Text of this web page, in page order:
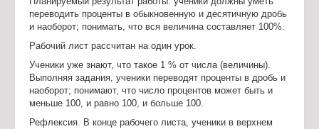
переводить проценты в обыкновенную и десятичную дробь
и наоборот; понимать, что вся величина составляет 100%.
Рабочий лист рассчитан на один урок.
Ученики уже знают, что такое 1 % от числа (величины).
Выполняя задания, ученики переводят проценты в дробь и
наоборот; понимают, что число процентов может быть и
меньше 100, и равно 100, и больше 100.
Рефлексия. В конце рабочего листа, ученики в верхнем